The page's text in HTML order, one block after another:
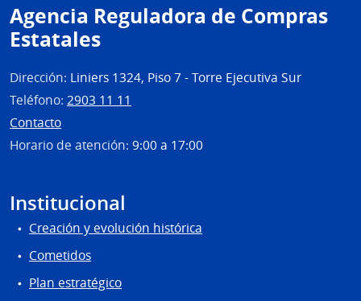
Agencia Reguladora de Compras
Estatales
Dirección: Liniers 1324, Piso 7 - Torre Ejecutiva Sur
Teléfono: 2903 11 11
Contacto
Horario de atención: 9:00 a 17:00
Institucional
Creación y evolución histórica
Cometidos
Plan estratégico